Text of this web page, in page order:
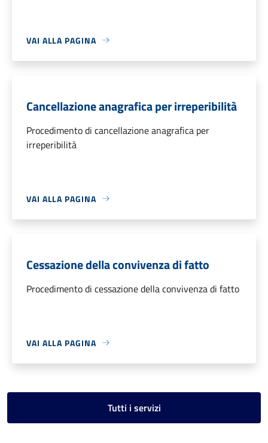
VAI ALLA PAGINA
Cancellazione anagrafica per irreperibilità
Procedimento di cancellazione anagrafica per
irreperibilità
VAI ALLA PAGINA
Cessazione della convivenza di fatto
Procedimento di cessazione della convivenza di fatto
VAI ALLA PAGINA
Tutti i servizi